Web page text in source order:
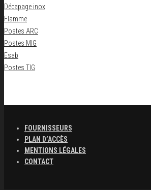
Décapage inox
Flamme
Postes ARC
Postes MIG
Esab
Postes TIG
FOURNISSEURS
PLAN D’ACCÈS
MENTIONS LÉGALES
CONTACT